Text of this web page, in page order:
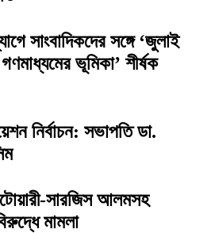
সাংবাদিকদের সঙ্গে ‘জুলাই
ভূমিকা’ শীর্ষক
নির্বাচন: সভাপতি ডা.
সারজিস আলমসহ
মামলা